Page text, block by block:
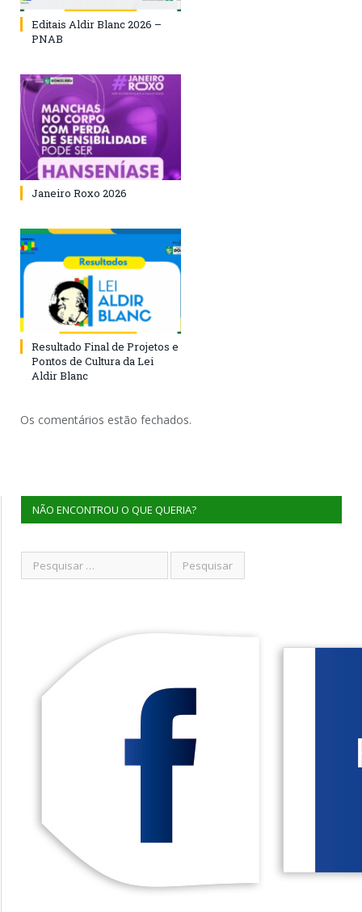
Editais Aldir Blanc 2026 –
PNAB
Janeiro Roxo 2026
Resultado Final de Projetos e
Pontos de Cultura da Lei
Aldir Blanc
Os comentários estão fechados.
NÃO ENCONTROU O QUE QUERIA?